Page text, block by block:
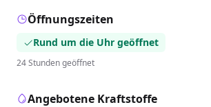
Öffnungszeiten
Rund um die Uhr geöffnet
24 Stunden geöffnet
Angebotene Kraftstoffe